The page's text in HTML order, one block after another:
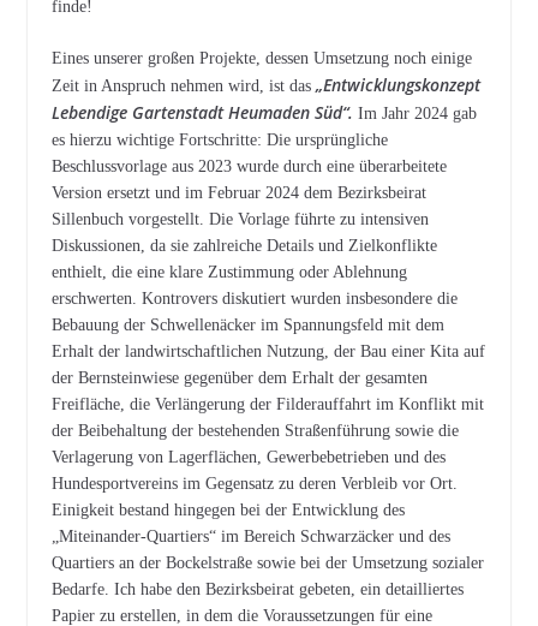
finde!
Eines unserer großen Projekte, dessen Umsetzung noch einige
Zeit in Anspruch nehmen wird, ist das„Entwicklungskonzept
Lebendige Gartenstadt Heumaden Süd“. Im Jahr 2024 gab
es hierzu wichtige Fortschritte: Die ursprüngliche
Beschlussvorlage aus 2023 wurde durch eine überarbeitete
Version ersetzt und im Februar 2024 dem Bezirksbeirat
Sillenbuch vorgestellt. Die Vorlage führte zu intensiven
Diskussionen, da sie zahlreiche Details und Zielkonflikte
enthielt, die eine klare Zustimmung oder Ablehnung
erschwerten. Kontrovers diskutiert wurden insbesondere die
Bebauung der Schwellenäcker im Spannungsfeld mit dem
Erhalt der landwirtschaftlichen Nutzung, der Bau einer Kita auf
der Bernsteinwiese gegenüber dem Erhalt der gesamten
Freifläche, die Verlängerung der Filderauffahrt im Konflikt mit
der Beibehaltung der bestehenden Straßenführung sowie die
Verlagerung von Lagerflächen, Gewerbebetrieben und des
Hundesportvereins im Gegensatz zu deren Verbleib vor Ort.
Einigkeit bestand hingegen bei der Entwicklung des
„Miteinander-Quartiers“ im Bereich Schwarzäcker und des
Quartiers an der Bockelstraße sowie bei der Umsetzung sozialer
Bedarfe. Ich habe den Bezirksbeirat gebeten, ein detailliertes
Papier zu erstellen, in dem die Voraussetzungen für eine